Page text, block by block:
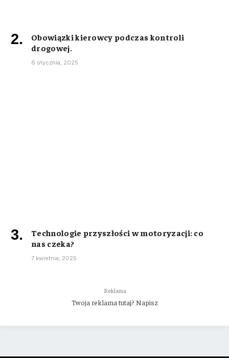
Obowiązki kierowcy podczas kontroli
drogowej.
6 stycznia, 2025
Technologie przyszłości w motoryzacji: co
nas czeka?
7 kwietnia, 2025
Reklama
Twoja reklama tutaj? Napisz